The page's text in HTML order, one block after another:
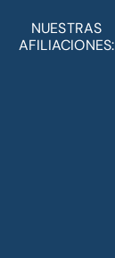
NUESTRAS
AFILIACIONES: